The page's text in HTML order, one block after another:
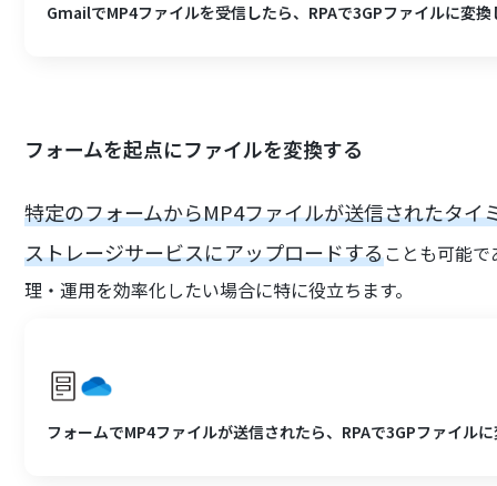
GmailでMP4ファイルを受信したら、RPAで3GPファイルに変
フォームを起点にファイルを変換する
特定のフォームからMP4ファイルが送信されたタ
ストレージサービスにアップロードすることも可能
理・運用を効率化したい場合に特に役立ちます。
フォームでMP4ファイルが送信されたら、RPAで3GPファイル